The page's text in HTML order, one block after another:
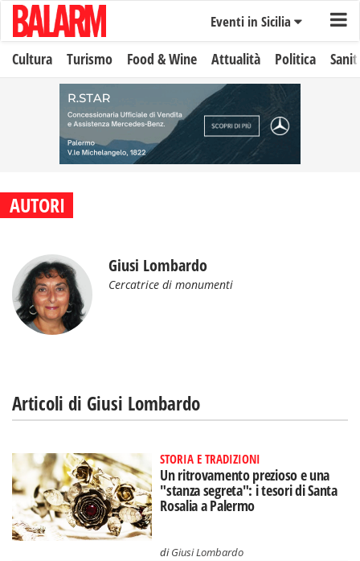
Eventi in Sicilia
Cultura Turismo Food & Wine Attualità Politica
AUTORI
Giusi Lombardo
Cercatrice di monumenti
Articoli di Giusi Lombardo
STORIA E TRADIZIONI
Un ritrovamento prezioso e una
"stanza segreta": i tesori di Santa
Rosalia a Palermo
diGiusi Lombardo